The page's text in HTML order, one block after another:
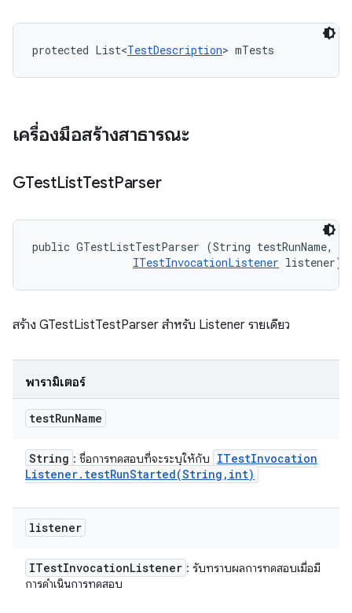
protected List<TestDescription> mTests
เครื่องมือสร้างสาธารณะ
GTestListTestParser
public GTestListTestParser (String testRunName,
ITestInvocationListener listener)
สร้าง GTestListTestParser สำหรับ Listener รายเดียว
พารามิเตอร์
testRunName
String : ชื่อการทดสอบที่จะระบุให้กับ ITestInvocation
Listener. testRunStarted(String , int)
listener
ITestInvocationListener : รับทราบผลการทดสอบเมื่อมี
การดำเนินการทดสอบ